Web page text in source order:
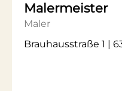
Malermeister
Maler
Brauhausstraße 1 |